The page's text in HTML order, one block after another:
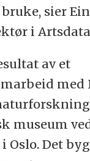
sier
i
av et
med
museum
Oslo. Det